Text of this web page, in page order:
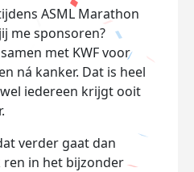
ASML Marathon
me sponsoren?
met KWF voor
ná kanker. Dat is heel
iedereen krijgt ooit
verder gaat dan
ren in het bijzonder